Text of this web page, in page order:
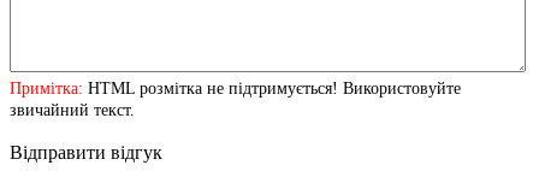
Примітка: HTML розмітка не підтримується! Використовуйте
звичайний текст.
Відправити відгук